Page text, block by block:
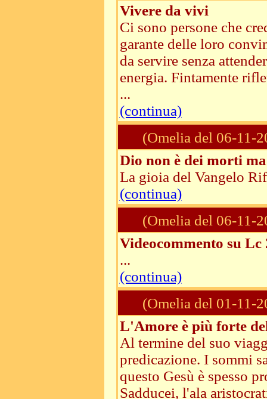
Vivere da vivi
Ci sono persone che
garante delle loro
da servire senza
energia. Fintamente
...
(continua)
(Omelia del 06-11-
Dio non è dei morti
La gioia del Vangelo
(continua)
(Omelia del 06-11-
Videocommento su Lc
...
(continua)
(Omelia del 01-11-
L'Amore è più forte
Al termine del suo
predicazione. I sommi
questo Gesù è spesso
Sadducei, l'ala